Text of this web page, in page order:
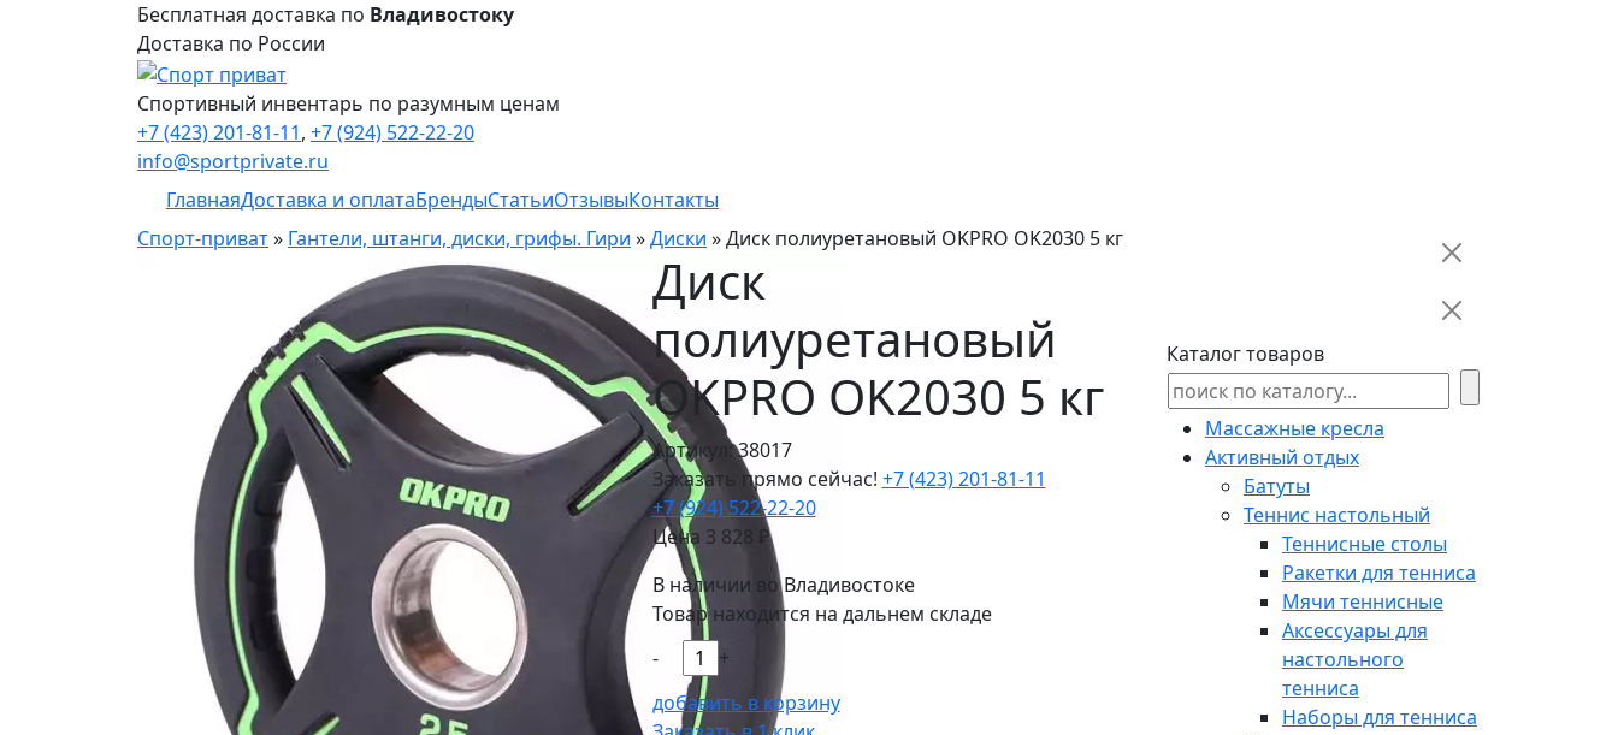
Бесплатная доставка по Владивостоку
Доставка по России
Спортивный инвентарь по разумным ценам
+7 (423) 201-81-11, +7 (924) 522-22-20
info@sportprivate.ru
ГлавнаяДоставка и оплатаБрендыСтатьиОтзывыКонтакты
Спорт-приват» Гантели, штанги, диски, грифы. Гири »Диски »Диск полиуретановый OKPRO OK2030 5 кг
Диск
полиуретановый
OKPRO OK2030 5 кг
Артикул: 38017
Заказать прямо сейчас! +7 (423) 201-81-11
+7 (924) 522-22-20
Цена 3 828 ₽
В наличии во Владивостоке
Товар находится на дальнем складе
-
+
добавить в корзину
Каталог товаров
Массажные кресла
Активный отдых
Батуты
Теннис настольный
Теннисные столы
Ракетки для тенниса
Мячи теннисные
Аксессуары для
настольного
тенниса
Наборы для тенниса